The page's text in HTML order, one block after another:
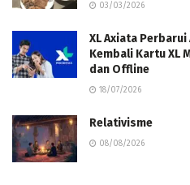
03/03/2026
XL Axiata
Kembali Kartu XL
dan Offline
18/07/2026
Relativisme
08/08/2026